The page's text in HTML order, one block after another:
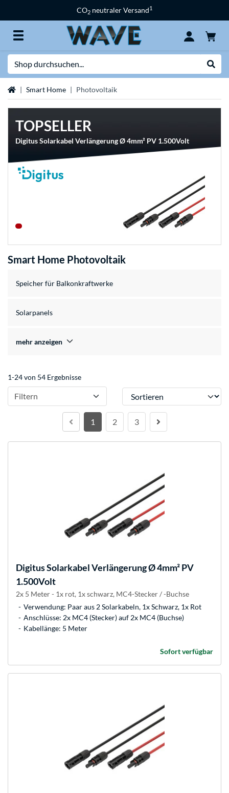
CO2 neutraler Versand1
StartseiteSmart Home Photovoltaik
TOPSELLER
Digitus Solarkabel Verlängerung Ø 4mm² PV 1.500Volt
Smart Home Photovoltaik
Speicher für Balkonkraftwerke
Solarpanels
mehr anzeigen
1-24 von 54 Ergebnisse
Filtern Sortieren
1 2 3
DigitusSolarkabel Verlängerung Ø 4mm² PV
1.500Volt
2x 5 Meter - 1x rot, 1x schwarz, MC4-Stecker / -Buchse
Verwendung: Paar aus 2 Solarkabeln, 1x Schwarz, 1x Rot
Anschlüsse: 2x MC4 (Stecker) auf 2x MC4 (Buchse)
Kabellänge: 5 Meter
Sofort verfügbar